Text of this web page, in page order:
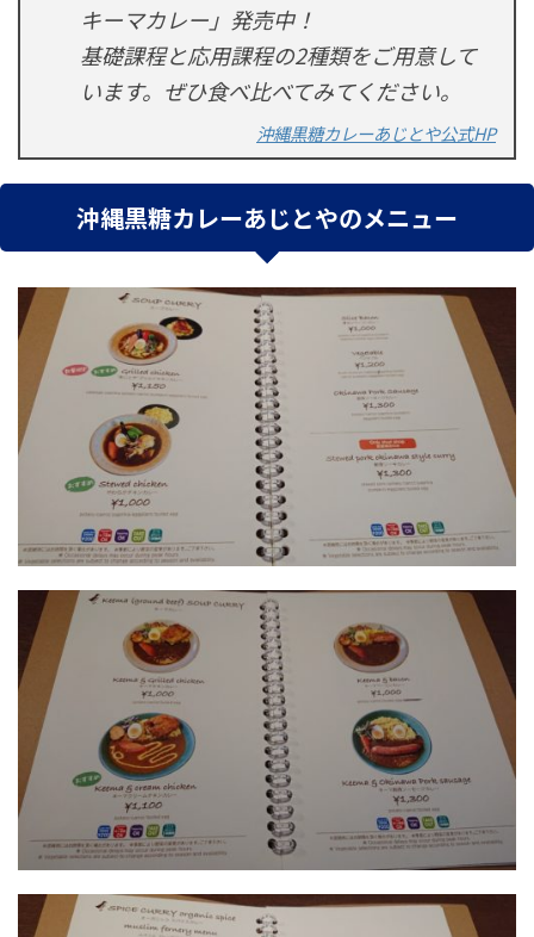
キーマカレー」発売中！
基礎課程と応用課程の2種類をご用意して
います。ぜひ食べ比べてみてください。
沖縄黒糖カレーあじとや公式HP
沖縄黒糖カレーあじとやのメニュー